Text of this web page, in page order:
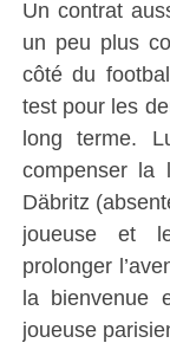
Un contrat
un peu plus
côté du
test pour les
long terme.
compenser la
Däbritz
joueuse et
prolonger
la bienvenue
joueuse